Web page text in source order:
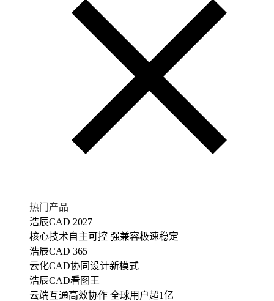
热门产品
浩辰CAD 2027
核心技术自主可控 强兼容极速稳定
浩辰CAD 365
云化CAD协同设计新模式
浩辰CAD看图王
云端互通高效协作 全球用户超1亿